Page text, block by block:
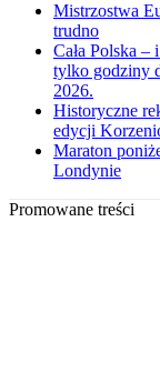
Mistrzostwa
trudno
Cała Polska –
tylko godziny
2026.
Historyczne
edycji
Maraton
Londynie
Promowane treści